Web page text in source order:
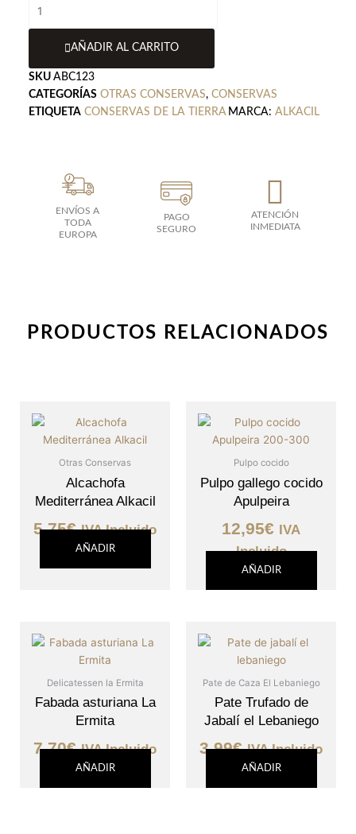
braseada-
cantidadAÑADIR AL CARRITO
SKU ABC123
CATEGORÍAS OTRAS CONSERVAS, CONSERVAS
ETIQUETA CONSERVAS DE LA TIERRA MARCA:ALKACIL
ENVÍOS A
TODA
EUROPA
PAGO
SEGURO
ATENCIÓN
INMEDIATA
PRODUCTOS RELACIONADOS
Otras Conservas
Alcachofa
Mediterránea Alkacil
5,75€ IVA Incluido
AÑADIR
Pulpo cocido
Pulpo gallego cocido
Apulpeira
12,95€ IVA
Incluido
AÑADIR
Delicatessen la Ermita
Fabada asturiana La
Ermita
7,70€ IVA Incluido
AÑADIR
Pate de Caza El Lebaniego
Pate Trufado de
Jabalí el Lebaniego
3,99€ IVA Incluido
AÑADIR